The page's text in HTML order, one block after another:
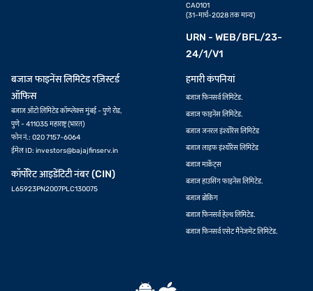
CA0101
(31-मार्च-2028 तक मान्य)
URN - WEB/BFL/23-
24/1/V1
बजाज फाइनेंस लिमिटेड रज़िस्टर्ड
ऑफिस
बजाज ऑटो लिमिटेड कॉम्प्लेक्स मुंबई - पुणे रोड,
पुणे - 411035 महाराष्ट्र (भारत)
फोन नं.: 020 7157-6064
ईमेल ID: investors@bajajfinserv.in
कॉर्पोरेट आइडेंटिटी नंबर (CIN)
L65923PN2007PLC130075
हमारी कंपनियां
बजाज फिनसर्व लिमिटेड.
बजाज फाइनेंस लिमिटेड.
बजाज जनरल इंश्योरेंस लिमिटेड
बजाज लाइफ इंश्योरेंस लिमिटेड
बजाज मार्केट्स
बजाज हाउसिंग फाइनेंस लिमिटेड.
बजाज ब्रोकिंग
बजाज फिनसर्व हेल्थ लिमिटेड.
बजाज फिनसर्व एसेट मैनेजमेंट लिमिटेड.